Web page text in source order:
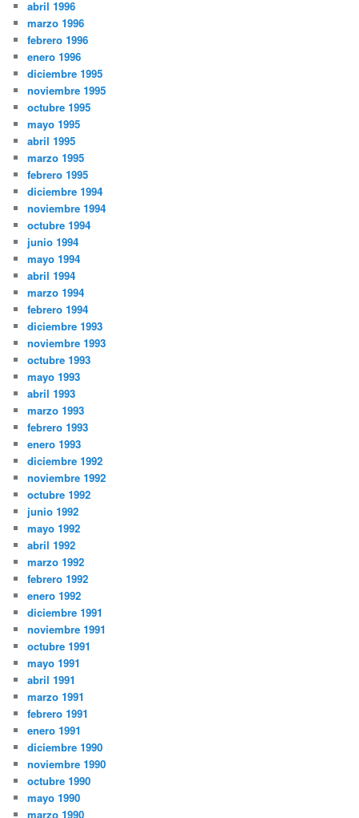
abril 1996
marzo 1996
febrero 1996
enero 1996
diciembre 1995
noviembre 1995
octubre 1995
mayo 1995
abril 1995
marzo 1995
febrero 1995
diciembre 1994
noviembre 1994
octubre 1994
junio 1994
mayo 1994
abril 1994
marzo 1994
febrero 1994
diciembre 1993
noviembre 1993
octubre 1993
mayo 1993
abril 1993
marzo 1993
febrero 1993
enero 1993
diciembre 1992
noviembre 1992
octubre 1992
junio 1992
mayo 1992
abril 1992
marzo 1992
febrero 1992
enero 1992
diciembre 1991
noviembre 1991
octubre 1991
mayo 1991
abril 1991
marzo 1991
febrero 1991
enero 1991
diciembre 1990
noviembre 1990
octubre 1990
mayo 1990
marzo 1990